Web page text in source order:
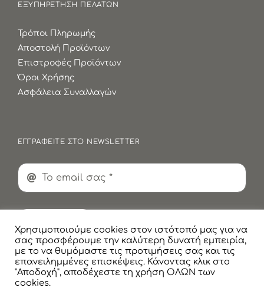
ΕΞΥΠΗΡΕΤΗΣΗ ΠΕΛΑΤΩΝ
Τρόποι Πληρωμής
Αποστολή Προϊόντων
Επιστροφές Προϊόντων
Όροι Χρήσης
Ασφάλεια Συναλλαγών
ΕΓΓΡΑΦΕΙΤΕ ΣΤΟ NEWSLETTER
© Copyright
Χρησιμοποιούμε cookies στον ιστότοπό μας για να
σας προσφέρουμε την καλύτερη δυνατή εμπειρία,
με το να θυμόμαστε τις προτιμήσεις σας και τις
επανειλημμένες επισκέψεις. Κάνοντας κλικ στο
"Αποδοχή", αποδέχεστε τη χρήση ΟΛΩΝ των
cookies.